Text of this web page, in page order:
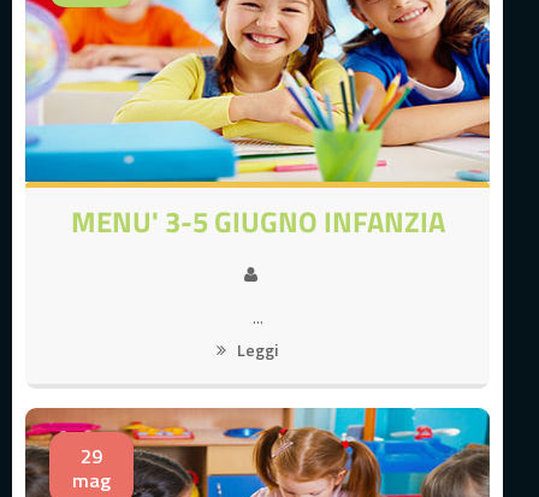
MENU' 3-5 GIUGNO INFANZIA
...
Leggi
29
mag